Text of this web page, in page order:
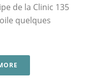
de la Clinic 135
quelques